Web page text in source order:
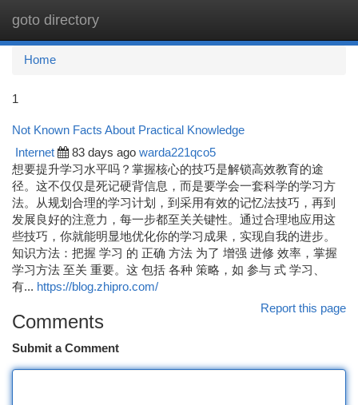
goto directory
Home
1
Not Known Facts About Practical Knowledge
Internet 83 days ago warda221qco5
想要提升学习水平吗？掌握核心的技巧是解锁高效教育的途
径。这不仅仅是死记硬背信息，而是要学会一套科学的学习方
法。从规划合理的学习计划，到采用有效的记忆法技巧，再到
发展良好的注意力，每一步都至关关键性。通过合理地应用这
些技巧，你就能明显地优化你的学习成果，实现自我的进步。
知识方法：把握 学习 的 正确 方法 为了 增强 进修 效率，掌握
学习方法 至关 重要。这 包括 各种 策略，如 参与 式 学习、
有... https://blog.zhipro.com/
Report this page
Comments
Submit a Comment